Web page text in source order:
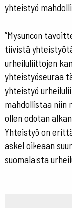
yhteistyö
”Mysuncon
tiivistä
urheiluliittojen
yhteistyöseuraa
yhteistyö
mahdollistaa niin
ollen odotan
Yhteistyö on
askel oikeaan
suomalaista